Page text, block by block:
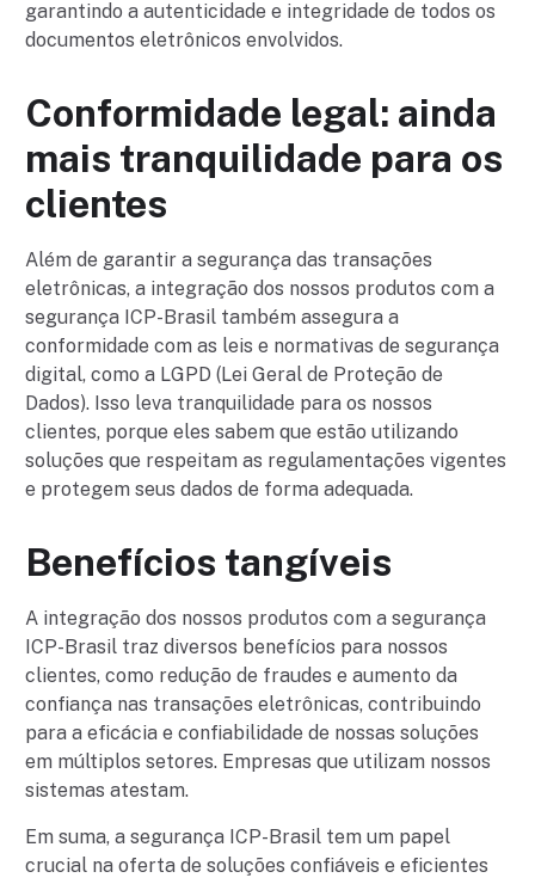
garantindo a autenticidade e integridade de todos os
documentos eletrônicos envolvidos.
Conformidade legal: ainda
mais tranquilidade para os
clientes
Além de garantir a segurança das transações
eletrônicas, a integração dos nossos produtos com a
segurança ICP-Brasil também assegura a
conformidade com as leis e normativas de segurança
digital, como a LGPD (Lei Geral de Proteção de
Dados). Isso leva tranquilidade para os nossos
clientes, porque eles sabem que estão utilizando
soluções que respeitam as regulamentações vigentes
e protegem seus dados de forma adequada.
Benefícios tangíveis
A integração dos nossos produtos com a segurança
ICP-Brasil traz diversos benefícios para nossos
clientes, como redução de fraudes e aumento da
confiança nas transações eletrônicas, contribuindo
para a eficácia e confiabilidade de nossas soluções
em múltiplos setores. Empresas que utilizam nossos
sistemas atestam.
Em suma, a segurança ICP-Brasil tem um papel
crucial na oferta de soluções confiáveis e eficientes